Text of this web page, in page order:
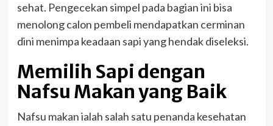
sehat. Pengecekan simpel pada bagian ini bisa
menolong calon pembeli mendapatkan cerminan
dini menimpa keadaan sapi yang hendak diseleksi.
Memilih Sapi dengan
Nafsu Makan yang Baik
Nafsu makan ialah salah satu penanda kesehatan